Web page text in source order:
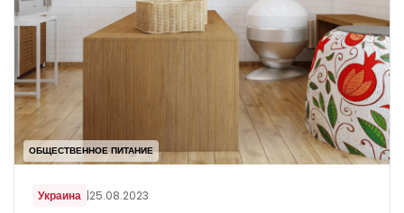
ОБЩЕСТВЕННОЕ ПИТАНИЕ
Украина |25.08.2023